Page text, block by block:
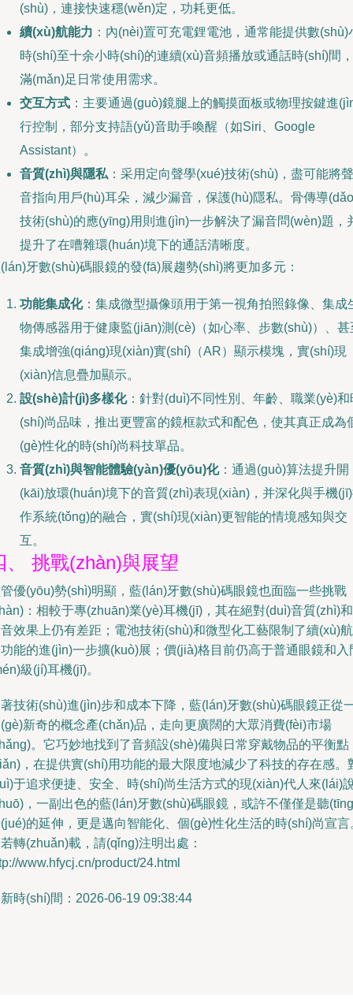
(shù)，連接快速穩(wěn)定，功耗更低。
續(xù)航能力 ：內(nèi)置可充電鋰電池，通常能提供數(shù)
時(shí)至十余小時(shí)的連續(xù)音頻播放或通話時(shí)間，
滿(mǎn)足日常使用需求。
交互方式 ：主要通過(guò)鏡腿上的觸摸面板或物理按鍵進
行控制，部分支持語(yǔ)音助手喚醒（如Siri、Google
Assistant）。
音質(zhì)與隱私 ：采用定向聲學(xué)技術(shù)，盡可能將聲
音指向用戶(hù)耳朵，減少漏音，保護(hù)隱私。骨傳導
技術(shù)的應(yīng)用則進(jìn)一步解決了漏音問(wèn)題，
提升了在嘈雜環(huán)境下的通話清晰度。
牙數(shù)碼眼鏡的發(fā)展趨勢(shì)將更加多元：
功能集成化：集成微型攝像頭用于第一視角拍照錄像、集成
物傳感器用于健康監(jiān)測(cè)（如心率、步數(shù)）、甚
集成增強(qiáng)現(xiàn)實(shí)（AR）顯示模塊，實(shí)現
(xiàn)信息疊加顯示。
設(shè)計(jì)多樣化：針對(duì)不同性別、年齡、職業(yè)和
(shí)尚品味，推出更豐富的鏡框款式和配色，使其真正成為
(gè)性化的時(shí)尚科技單品。
音質(zhì)與智能體驗(yàn)優(yōu)化：通過(guò)算法提升開
(kāi)放環(huán)境下的音質(zhì)表現(xiàn)，并深化與手機
作系統(tǒng)的融合，實(shí)現(xiàn)更智能的情境感知與交
互。
、 挑戰(zhàn)與展望
優(yōu)勢(shì)明顯，藍(lán)牙數(shù)碼眼鏡也面臨一些挑戰
：相較于專(zhuān)業(yè)耳機(jī)，其在絕對(duì)音質(zhì)和
效果上仍有差距；電池技術(shù)和微型化工藝限制了續(xù)航
能的進(jìn)一步擴(kuò)展；價(jià)格目前仍高于普通眼鏡和入
級(jí)耳機(jī)。
技術(shù)進(jìn)步和成本下降，藍(lán)牙數(shù)碼眼鏡正從
新奇的概念產(chǎn)品，走向更廣闊的大眾消費(fèi)市場
。它巧妙地找到了音頻設(shè)備與日常穿戴物品的平衡點
，在提供實(shí)用功能的最大限度地減少了科技的存在感。
于追求便捷、安全、時(shí)尚生活方式的現(xiàn)代人來(lái)
，一副出色的藍(lán)牙數(shù)碼眼鏡，或許不僅僅是聽
的延伸，更是邁向智能化、個(gè)性化生活的時(shí)尚宣言
轉(zhuǎn)載，請(qǐng)注明出處：
www.hfycj.cn/product/24.html
時(shí)間：2026-06-19 09:38:44